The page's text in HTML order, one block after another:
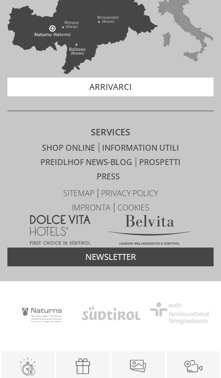
ARRIVARCI
SERVICES
SHOP ONLINE
INFORMATION UTILI
PREIDLHOF NEWS-BLOG
PROSPETTI
PRESS
SITEMAP
PRIVACY POLICY
IMPRONTA
COOKIES
NEWSLETTER